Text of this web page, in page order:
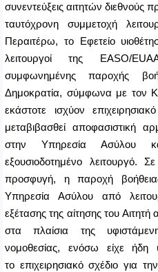
συνεντεύξεις αιτητών διεθνούς
ταυτόχρονη συμμετοχή
Περαιτέρω, το Εφετείο
λειτουργοί της
EASO/
συμφωνημένης παροχής
Δημοκρατία, σύμφωνα με τον
εκάστοτε ισχύον
μεταβιβασθεί αποφασιστική
στην Υπηρεσία Ασύλου
εξουσιοδοτημένο λειτουργό.
προσφυγή, η παροχή
Υπηρεσία Ασύλου από
εξέτασης της αίτησης του
στα πλαίσια της
νομοθεσίας, ενόσω είχε ήδη
το επιχειρησιακό σχέδιο για